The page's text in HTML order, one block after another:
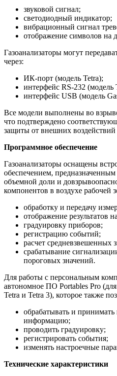
звуковой сигнал;
светодиодный индикатор;
вибрационный сигнал
отображение символов на
Газоанализаторы могут
через:
ИК-порт (модель Tetra);
интерфейс RS-232 (модель
интерфейс USB (модель
Все модели выполнены во
что подтверждено
защиты от внешних
Программное обеспечение
Газоанализаторы оснащены
обеспечением,
объемной доли и
компонентов в воздухе рабочей
обработку и передачу
отображение результатов
градуировку приборов;
регистрацию событий;
расчет средневзвешенных
срабатывание
пороговых значений.
Для работы с персональным
автономное ПО Portables Pro
Tetra и Tetra 3), которое также
обрабатывать и
информацию;
проводить градуировку;
регистрировать события;
изменять настроечные
Технические характеристики